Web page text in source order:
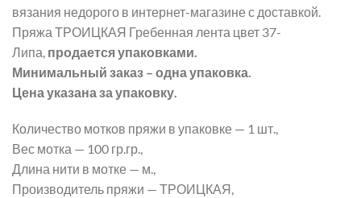
вязания недорого в интернет-магазине с доставкой.
Пряжа ТРОИЦКАЯ Гребенная лента цвет 37-
Липа, продается упаковками.
Минимальный заказ – одна упаковка.
Цена указана за упаковку.
Количество мотков пряжи в упаковке — 1 шт.,
Вес мотка — 100 гр.гр.,
Длина нити в мотке — м.,
Производитель пряжи — ТРОИЦКАЯ,